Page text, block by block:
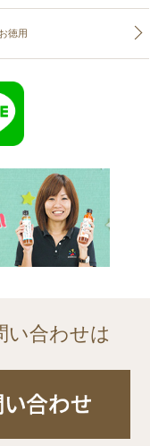
徳用
い合わせは